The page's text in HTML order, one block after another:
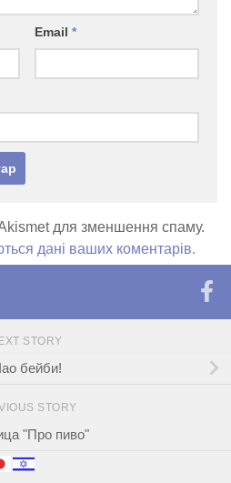
Email *
для зменшення спаму.
дані ваших коментарів.
STORY
бейби!
STORY
"Про пиво"